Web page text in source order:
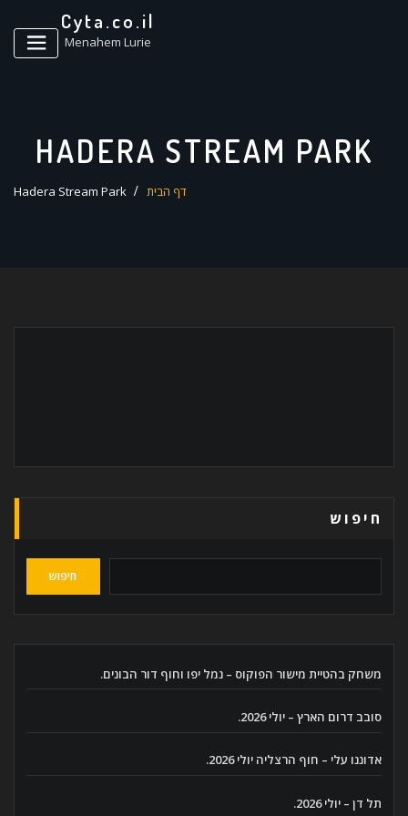
Cyta.co.il
Menahem Lurie
HADERA STREAM PARK
דף הבית Hadera Stream Park
חיפוש
חיפוש
משחק בהטיית מישור הפוקוס – נמל יפו וחוף דור הבונים.
סובב דרום הארץ – יולי 2026.
אדוננו עלי – חוף הרצליה יולי 2026.
תל דן – יולי 2026.